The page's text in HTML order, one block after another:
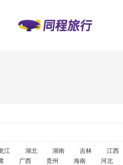
江 湖北 湖南 吉林 江西
广西 贵州 海南 河北